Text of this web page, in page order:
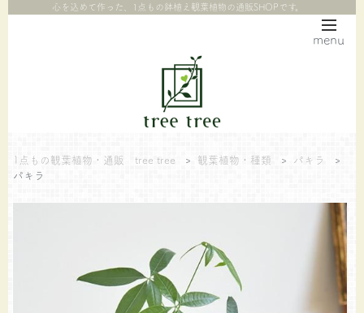
menu
心を込めて作った、1点もの鉢植え観葉植物の通販SHOPです。
1点もの観葉植物・通販 tree tree > 観葉植物・種類 > パキラ
>
パキラ